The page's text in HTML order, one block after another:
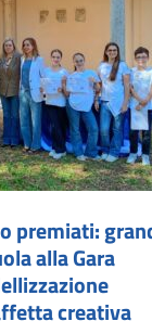
premiati:
alla Gara
creativa